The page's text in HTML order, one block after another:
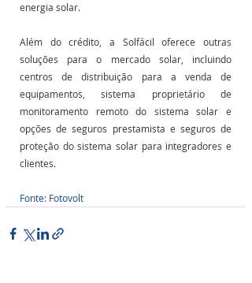
energia solar.
Além do crédito, a Solfácil oferece outras
soluções para o mercado solar, incluindo
centros de distribuição para a venda de
equipamentos, sistema proprietário de
monitoramento remoto do sistema solar e
opções de seguros prestamista e seguros de
proteção do sistema solar para integradores e
clientes.
Fonte: Fotovolt